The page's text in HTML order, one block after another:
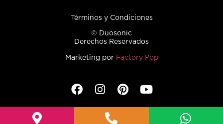
Términos y Condiciones
© Duosonic
Derechos Reservados
Marketing por Factory Pop